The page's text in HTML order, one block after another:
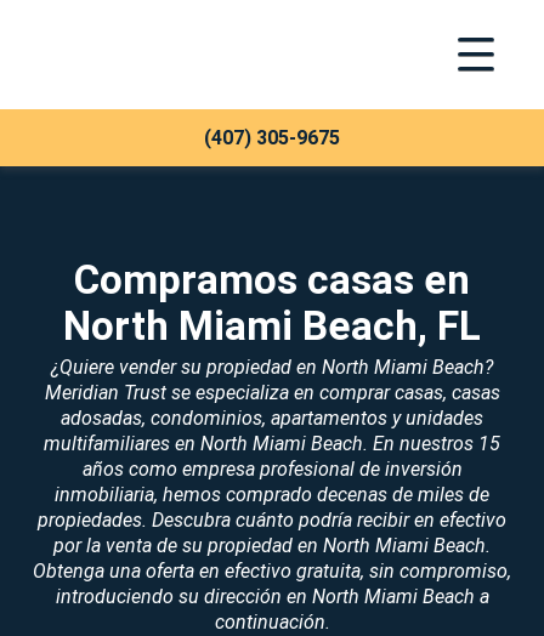
Toggle
(407) 305-9675
Compramos casas en
North Miami Beach, FL
¿Quiere vender su propiedad en North Miami Beach?
Meridian Trust se especializa en comprar casas, casas
adosadas, condominios, apartamentos y unidades
multifamiliares en North Miami Beach. En nuestros 15
años como empresa profesional de inversión
inmobiliaria, hemos comprado decenas de miles de
propiedades. Descubra cuánto podría recibir en efectivo
por la venta de su propiedad en North Miami Beach.
Obtenga una oferta en efectivo gratuita, sin compromiso,
introduciendo su dirección en North Miami Beach a
continuación.